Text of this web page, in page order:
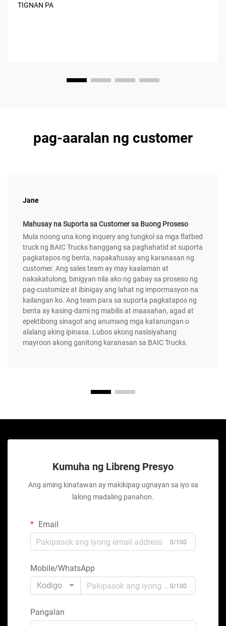
benta sa rehiyon ng MENA nang humigit-kumulang 34%
TIGNAN PA
pag-aaralan ng customer
Jane
Mahusay na Suporta sa Customer sa Buong Proseso
Mula noong una kong inquery ang tungkol sa mga flatbed
truck ng BAIC Trucks hanggang sa paghahatid at suporta
pagkatapos ng benta, napakahusay ang karanasan ng
customer. Ang sales team ay may kaalaman at
nakakatulong, binigyan nila ako ng gabay sa proseso ng
pag-customize at ibinigay ang lahat ng impormasyon na
kailangan ko. Ang team para sa suporta pagkatapos ng
benta ay kasing-dami ng mabilis at maasahan, agad at
epektibong sinagot ang anumang mga katanungan o
alalang aking ipinasa. Lubos akong nasisiyahang
mayroon akong ganitong karanasan sa BAIC Trucks.
Kumuha ng Libreng Presyo
Ang aming kinatawan ay makikipag-ugnayan sa iyo sa
lalong madaling panahon.
Email
0/100
Mobile/WhatsApp
Kodigo
0/100
Pangalan